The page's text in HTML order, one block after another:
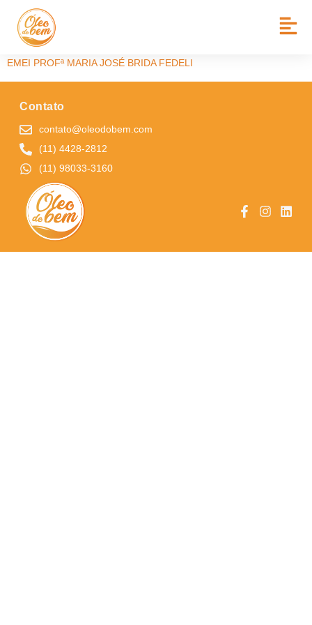
BAIRRO:
ROMÃO II
EMEI PROFª MARIA JOSÉ BRIDA FEDELI
Contato
contato@oleodobem.com
(11) 4428-2812
(11) 98033-3160